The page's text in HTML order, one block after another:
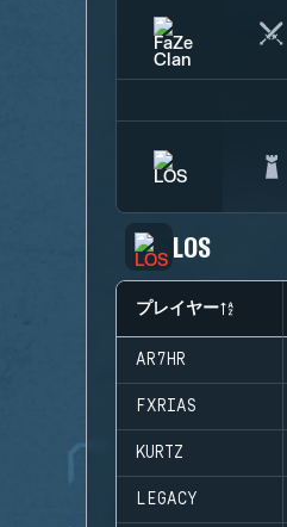
LOS
プレイヤー
AR7HR
FXRIAS
KURTZ
LEGACY